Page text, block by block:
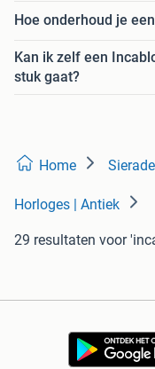
Hoe onderhoud je
Kan ik zelf een
stuk gaat?
Home
Horloges | Antiek
29 resultaten voor